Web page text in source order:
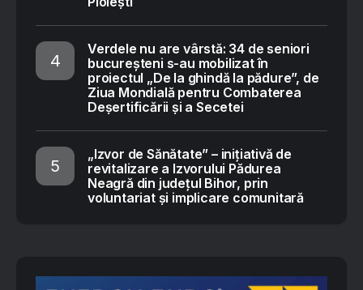
Verdele nu are vârstă: 34 de seniori
bucureșteni s-au mobilizat în
proiectul „De la ghindă la pădure”, de
Ziua Mondială pentru Combaterea
Deșertificării și a Secetei
„Izvor de Sănătate” – inițiativă de
revitalizare a Izvorului Pădurea
Neagră din județul Bihor, prin
voluntariat și implicare comunitară